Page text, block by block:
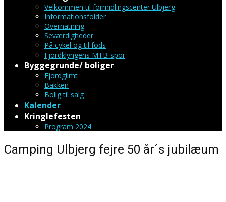
Velkommen til formidlingscenter Ulbjerg
Informationsfolder
Overnatning
Seværdigheder
På cykel og til fods
Fjordklyngens MTB-spor
Byggegrunde/ boliger
Fjordglimt
Bakken
Bolig til salg
Kalender
Kringlefesten
Program 2024
Camping Ulbjerg fejre 50 år´s jubilæum